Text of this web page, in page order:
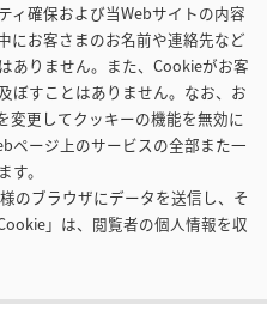
ィ確保および当Webサイトの内容
にお客さまのお名前や連絡先など
ありません。また、Cookieがお客
ぼすことはありません。なお、お
変更してクッキーの機能を無効に
ページ上のサービスの全部また一
。
のブラウザにデータを送信し、そ
」は、閲覧者の個人情報を収